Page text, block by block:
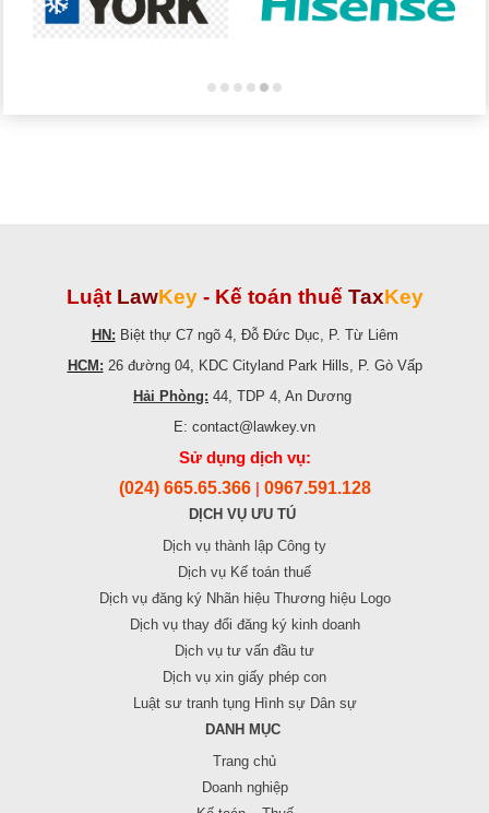
Luật LawKey - Kế toán thuế TaxKey
HN: Biệt thự C7 ngõ 4, Đỗ Đức Dục, P. Từ Liêm
HCM: 26 đường 04, KDC Cityland Park Hills, P. Gò Vấp
Hải Phòng: 44, TDP 4, An Dương
E: contact@lawkey.vn
Sử dụng dịch vụ:
(024) 665.65.366 0967.591.128
DỊCH VỤ ƯU TÚ
Dịch vụ thành lập Công ty
Dịch vụ Kế toán thuế
Dịch vụ đăng ký Nhãn hiệu Thương hiệu Logo
Dịch vụ thay đổi đăng ký kinh doanh
Dịch vụ tư vấn đầu tư
Dịch vụ xin giấy phép con
Luật sư tranh tụng Hình sự Dân sự
DANH MỤC
Trang chủ
Doanh nghiệp